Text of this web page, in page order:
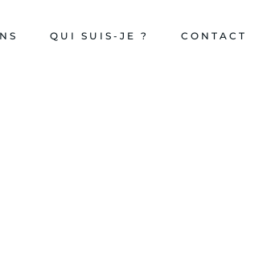
QUI SUIS-JE ? CONTACT